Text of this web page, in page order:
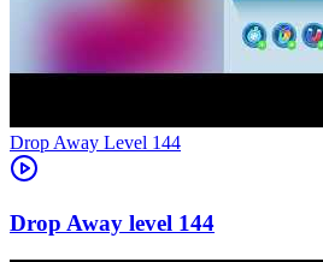
Level 144
144